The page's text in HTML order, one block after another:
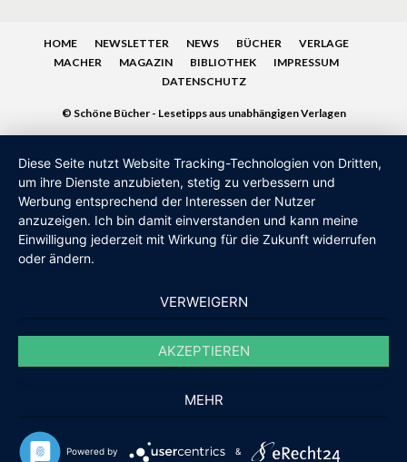
HOME NEWSLETTER NEWS BÜCHER
VERLAGE
MACHER
MAGAZIN BIBLIOTHEK
IMPRESSUM
DATENSCHUTZ
© Schöne Bücher - Lesetipps aus unabhängigen Verlagen
Diese Seite nutzt Website Tracking-Technologien von Dritten,
um ihre Dienste anzubieten, stetig zu verbessern und
Werbung entsprechend der Interessen der Nutzer
anzuzeigen. Ich bin damit einverstanden und kann meine
Einwilligung jederzeit mit Wirkung für die Zukunft widerrufen
oder ändern.
VERWEIGERN
AKZEPTIEREN
MEHR
Powered by &